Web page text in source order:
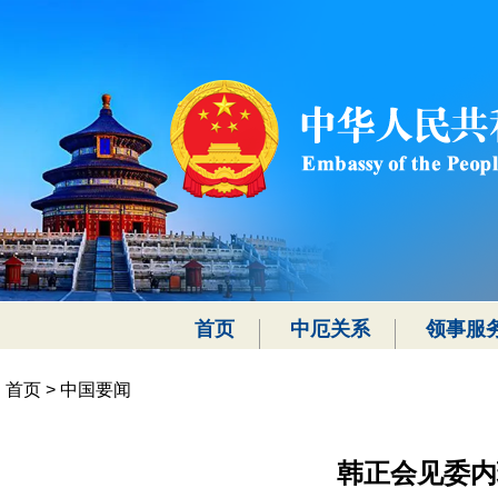
首页 中厄关系 领事服
首页 > 中国要闻
韩正会见委